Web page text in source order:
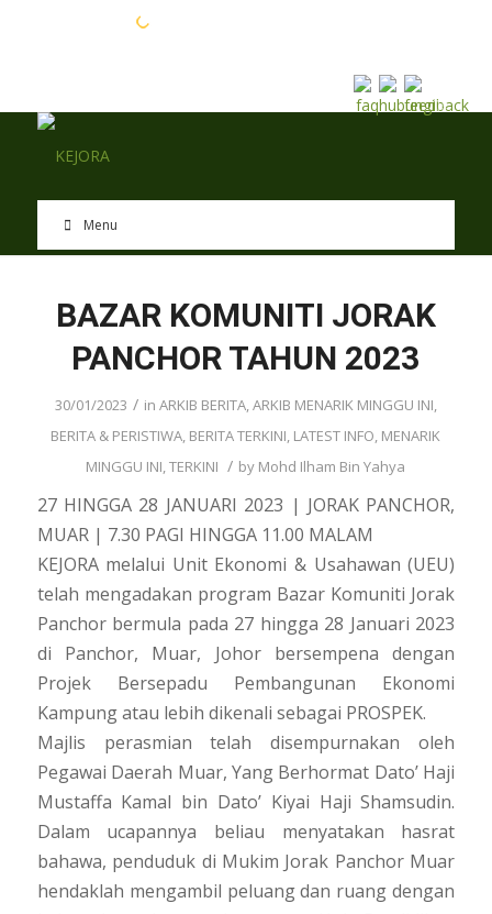
Menu
BAZAR KOMUNITI JORAK
PANCHOR TAHUN 2023
30/01/2023 / in ARKIB BERITA,ARKIB MENARIK MINGGU INI,
BERITA & PERISTIWA, BERITA TERKINI, LATEST INFO, MENARIK
MINGGU INI,TERKINI / by Mohd Ilham Bin Yahya
27 HINGGA 28 JANUARI 2023 | JORAK PANCHOR,
MUAR | 7.30 PAGI HINGGA 11.00 MALAM
KEJORA melalui Unit Ekonomi & Usahawan (UEU)
telah mengadakan program Bazar Komuniti Jorak
Panchor bermula pada 27 hingga 28 Januari 2023
di Panchor, Muar, Johor bersempena dengan
Projek Bersepadu Pembangunan Ekonomi
Kampung atau lebih dikenali sebagai PROSPEK.
Majlis perasmian telah disempurnakan oleh
Pegawai Daerah Muar, Yang Berhormat Dato’ Haji
Mustaffa Kamal bin Dato’ Kiyai Haji Shamsudin.
Dalam ucapannya beliau menyatakan hasrat
bahawa, penduduk di Mukim Jorak Panchor Muar
hendaklah mengambil peluang dan ruang dengan